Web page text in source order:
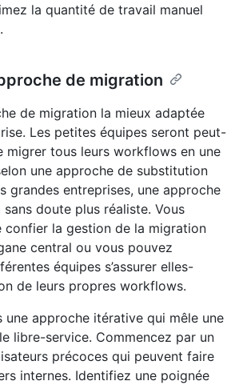
la quantité de travail manuel
de migration
de migration la mieux adaptée
Les petites équipes seront peut-
migrer tous leurs workflows en une
une approche de substitution
grandes entreprises, une approche
sans doute plus réaliste. Vous
confier la gestion de la migration
central ou vous pouvez
équipes s’assurer elles-
de leurs propres workflows.
une approche itérative qui mêle une
libre-service. Commencez par un
précoces qui peuvent faire
internes. Identifiez une poignée